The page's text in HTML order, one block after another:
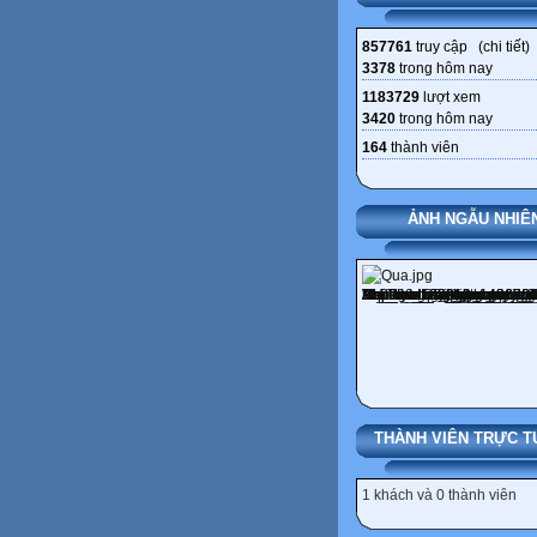
857761 truy cập (chi tiết)
3378 trong hôm nay
1183729 lượt xem
3420 trong hôm nay
164 thành viên
ẢNH NGẪU
THÀNH VIÊN TRỰC
1 khách và 0 thành viên